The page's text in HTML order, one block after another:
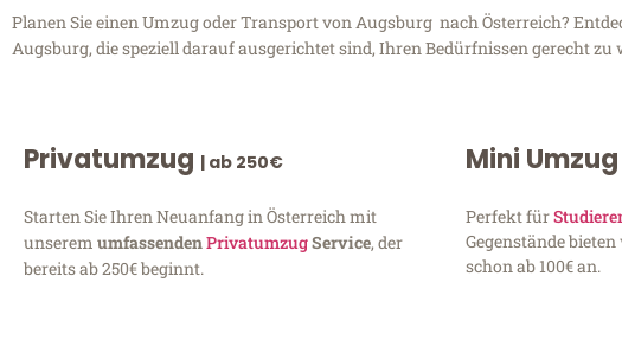
Planen Sie einen Umzug oder Transport von Augsburg nach Österreich?
Augsburg, die speziell darauf ausgerichtet sind, Ihren Bedürfnissen gerecht
Privatumzug | ab 250€
Starten Sie Ihren Neuanfang in Österreich mit
unserem umfassendenPrivatumzugService, der
bereits ab 250€ beginnt.
Mini Umzug
Perfekt für
Gegenstände
schon ab 100€ an.